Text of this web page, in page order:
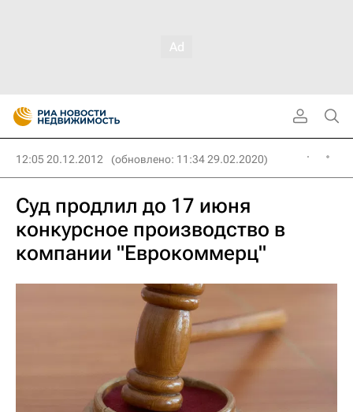
12:05 20.12.2012 (обновлено: 11:34 29.02.2020)
Суд продлил до 17 июня
конкурсное производство в
компании "Еврокоммерц"